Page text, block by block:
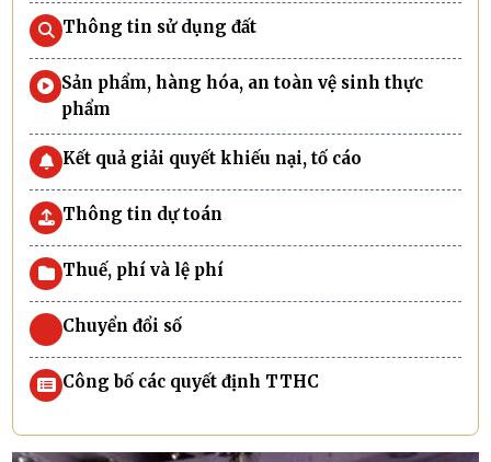
Thông tin sử dụng đất
Sản phẩm, hàng hóa, an toàn vệ sinh thực
phẩm
Kết quả giải quyết khiếu nại, tố cáo
Thông tin dự toán
Thuế, phí và lệ phí
Chuyển đổi số
Công bố các quyết định TTHC